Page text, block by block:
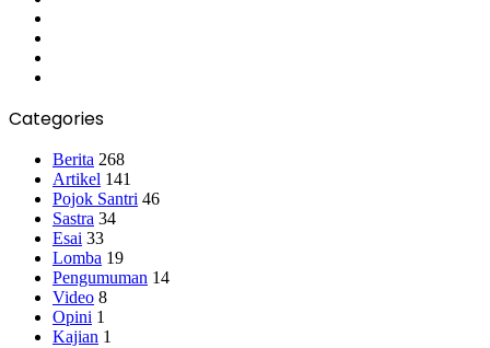
Categories
Berita 268
Artikel 141
Pojok Santri 46
Sastra 34
Esai 33
Lomba 19
Pengumuman 14
Video 8
Opini 1
Kajian 1